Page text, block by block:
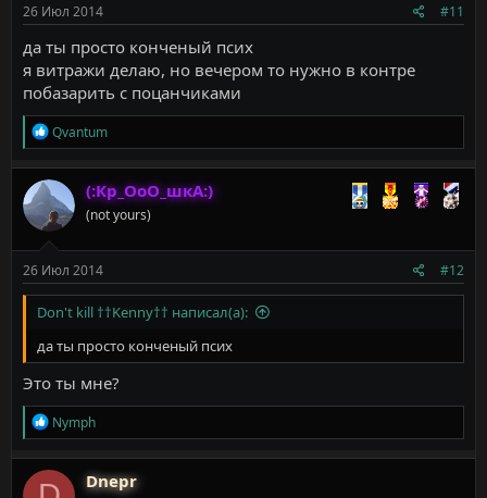
26 Июл 2014
#11
да ты просто конченый псих
я витражи делаю, но вечером то нужно в контре
побазарить с поцанчиками
Р
е
а
к
ц
и
и
Qvantum
(:Кр_ОоО_шкА:)
(not yours)
26 Июл 2014 #12
Don't kill ††Kenny†† написал(а):
да ты просто конченый псих
Это ты мне?
Р
е
а
к
ц
Nymph
Dnepr